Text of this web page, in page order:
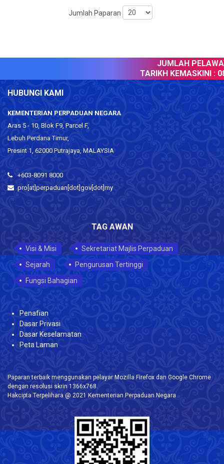
Jumlah Paparan
JUMLAH
TARIKH KEMASKINI :
HUBUNGI KAMI
KEMENTERIAN PERPADUAN NEGARA
Aras 5 - 10, Blok F9, Parcel F,
Lebuh Perdana Timur,
Presint 1, 62000 Putrajaya, MALAYSIA
+603-8091 8000
pro[at]perpaduan[dot]gov[dot]my
TAG AWAN
Visi & Misi
Sekretariat Majlis Perpaduan
Sejarah
Pengurusan Tertinggi
Fungsi Bahagian
Penafian
Dasar Privasi
Dasar Keselamatan
Peta Laman
Paparan terbaik menggunakan pelayar Mozilla Firefox dan Google Chrome
dengan resolusi skrin 1366x768.
Hakcipta Terpelihara @ 2021 Kementerian Perpaduan Negara